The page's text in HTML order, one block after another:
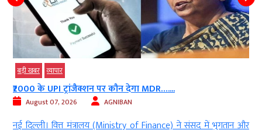
बड़ी खबर व्‍यापार
₹2000 के UPI ट्रांजैक्शन पर कौन देगा MDR…....
August 07, 2026 AGNIBAN
नई दिल्ली। वित्त मंत्रालय (Ministry of Finance) ने संसद में भुगतान और